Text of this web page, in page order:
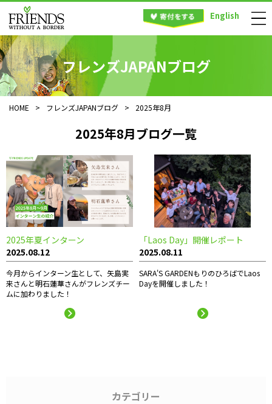
English
フレンズJAPANブログ
HOME > フレンズJAPANブログ > 2025年8月
2025年8月ブログ一覧
2025年夏インターン
2025.08.12
今月からインターン生として、矢島実
来さんと明石蓮華さんがフレンズチー
ムに加わりました！
「Laos Day」開催レポート
2025.08.11
SARA'S GARDENもりのひろばでLaos
Dayを開催しました！
カテゴリー